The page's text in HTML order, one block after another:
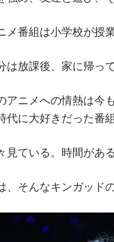
メ番組は小学校が授
は放課後、家に帰っ
アニメへの情熱は今
代に大好きだった番
見ている。時間があ
、そんなキンガッド